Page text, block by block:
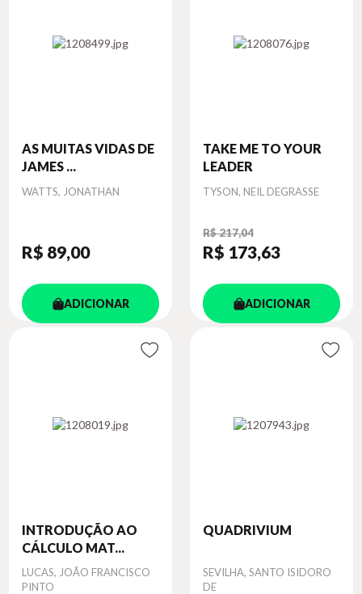
AS MUITAS VIDAS DE
JAMES ...
Autor
WATTS, JONATHAN
R$ 89,00
ADICIONAR
TAKE ME TO YOUR
LEADER
Autor
TYSON, NEIL DEGRASSE
R$ 217,04
R$ 173,63
ADICIONAR
INTRODUÇÃO AO
CÁLCULO MAT...
Autor
LUCAS, JOÃO FRANCISCO
PINTO
QUADRIVIUM
Autor
SEVILHA, SANTO ISIDORO
DE